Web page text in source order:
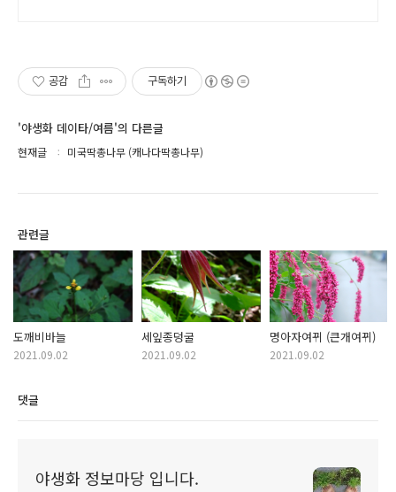
공감 구독하기
'야생화 데이타/여름'의 다른글
현재글 미국딱총나무 (캐나다딱총나무)
관련글
도깨비바늘
2021.09.02
세잎종덩굴
2021.09.02
명아자여뀌 (큰개여뀌)
2021.09.02
댓글
야생화 정보마당 입니다.